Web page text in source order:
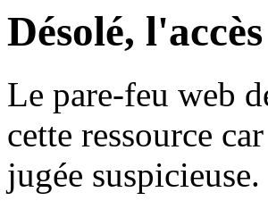
Désolé,
Le pare-feu web
cette ressource
jugée suspicieuse.